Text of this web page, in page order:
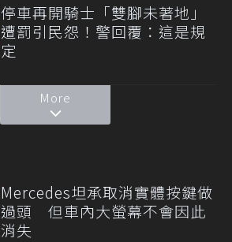
停車再開騎士「雙腳未著地」
遭罰引民怨！警回覆：這是規
定
More
Mercedes坦承取消實體按鍵做
過頭 但車內大螢幕不會因此
消失